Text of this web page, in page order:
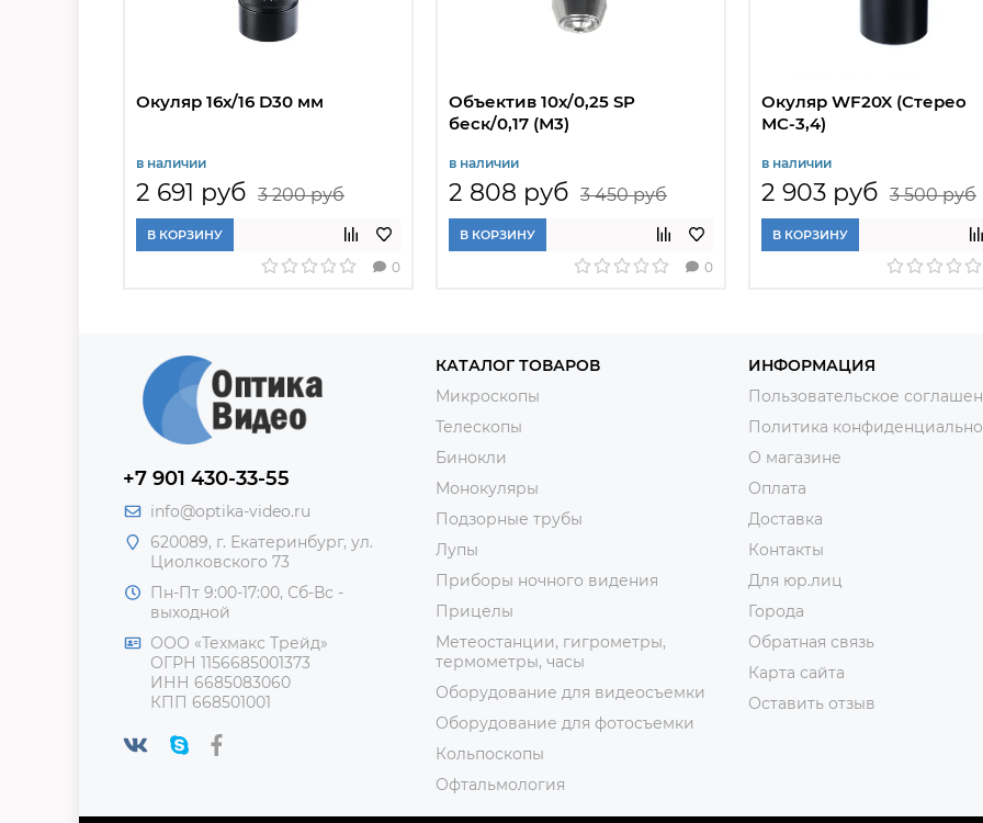
Окуляр 16х/16 D30 мм
в наличии
2 691 руб 3 200 руб
В КОРЗИНУ
0
Объектив 10х/0,25 SP
беск/0,17 (М3)
в наличии
2 808 руб 3 450 руб
В КОРЗИНУ
0
Окуляр WF20X (Стерео
МС-3,4)
в наличии
2 903 руб 3 500 руб
В КОРЗИНУ
+7 901 430-33-55
info@optika-video.ru
620089, г. Екатеринбург, ул.
Циолковского 73
Пн-Пт 9:00-17:00, Сб-Вс -
выходной
ООО «Техмакс Трейд»
ОГРН 1156685001373
ИНН 6685083060
КПП 668501001
КАТАЛОГ ТОВАРОВ
Микроскопы
Телескопы
Бинокли
Монокуляры
Подзорные трубы
Лупы
Приборы ночного видения
Прицелы
Метеостанции, гигрометры,
термометры, часы
Оборудование для видеосъемки
Оборудование для фотосъемки
Кольпоскопы
Офтальмология
ИНФОРМАЦИЯ
Пользовательское
Политика
О магазине
Оплата
Доставка
Контакты
Для юр.лиц
Города
Обратная связь
Карта сайта
Оставить отзыв